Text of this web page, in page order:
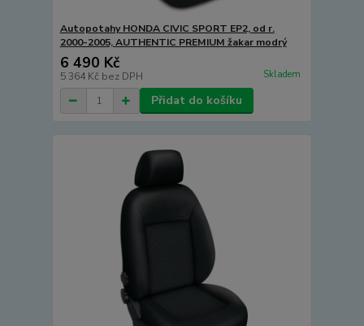
Autopotahy HONDA CIVIC SPORT EP2, od r.
2000-2005, AUTHENTIC PREMIUM žakar modrý
6 490 Kč
5 364 Kč bez DPH Skladem
Přidat do košíku